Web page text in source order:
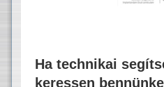
Ha technikai
keressen